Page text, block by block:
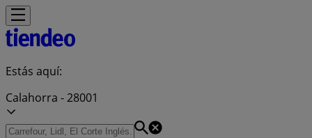
Estás aquí:
Calahorra - 28001